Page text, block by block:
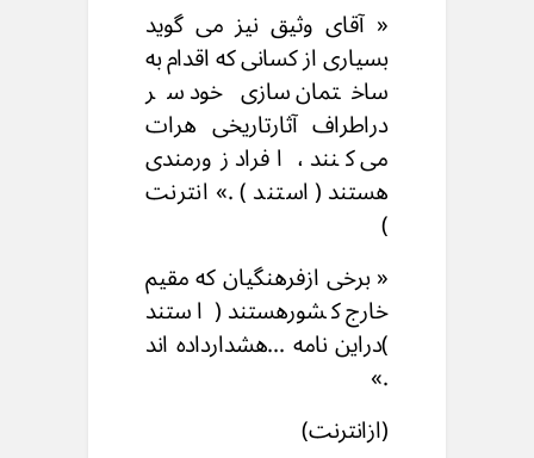
« آقای وثیق نیز می گوید
بسیاری از کسانی که اقدام به
ساختمان سازی خود سر
دراطراف آثارتاریخی هرات
می کنند ، افراد زورمندی
هستند ( استند ) .» انترنت
)
« برخی ازفرهنگیان که مقیم
خارج کشورهستند ( استند
)دراین نامه ...هشدارداده اند
.»
(ازانترنت)